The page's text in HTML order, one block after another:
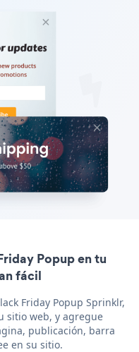
Popup en tu
fácil
Friday Popup Sprinklr,
sitio web, y agregue
publicación, barra
en su sitio.